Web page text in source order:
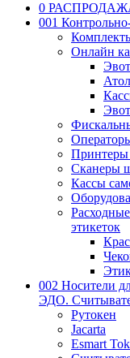
0
001
Онлайн
Атол
Принтеры
Сканеры
Кассы
этикеток
002 Носители
ЭДО.
Рутокен
Jacarta
Esmart